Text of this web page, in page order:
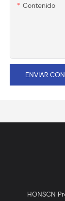
Contenido
ENVIAR
HONSCN